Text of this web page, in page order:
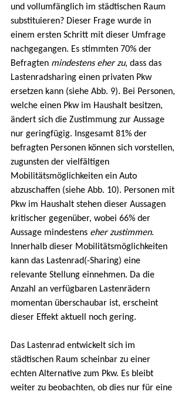
und vollumfänglich im städtischen Raum
substituieren? Dieser Frage wurde in
einem ersten Schritt mit dieser Umfrage
nachgegangen. Es stimmten 70% der
Befragten mindestens eher zu, dass das
Lastenradsharing einen privaten Pkw
ersetzen kann (siehe Abb. 9). Bei Personen,
welche einen Pkw im Haushalt besitzen,
ändert sich die Zustimmung zur Aussage
nur geringfügig. Insgesamt 81% der
befragten Personen können sich vorstellen,
zugunsten der vielfältigen
Mobilitätsmöglichkeiten ein Auto
abzuschaffen (siehe Abb. 10). Personen mit
Pkw im Haushalt stehen dieser Aussagen
kritischer gegenüber, wobei 66% der
Aussage mindestens eher zustimmen.
Innerhalb dieser Mobilitätsmöglichkeiten
kann das Lastenrad(-Sharing) eine
relevante Stellung einnehmen. Da die
Anzahl an verfügbaren Lastenrädern
momentan überschaubar ist, erscheint
dieser Effekt aktuell noch gering.
Das Lastenrad entwickelt sich im
städtischen Raum scheinbar zu einer
echten Alternative zum Pkw. Es bleibt
weiter zu beobachten, ob dies nur für eine